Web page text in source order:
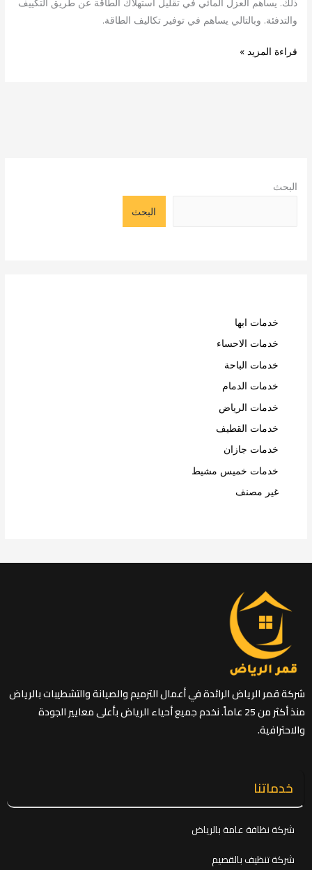
والتدفئة. وبالتالي يساهم في توفير تكاليف الطاقة.
قراءة المزيد »
البحث
البحث
خدمات ابها
خدمات الاحساء
خدمات الباحة
خدمات الدمام
خدمات الرياض
خدمات القطيف
خدمات جازان
خدمات خميس مشيط
غير مصنف
شركة قمر الرياض الرائدة في أعمال الترميم والصيانة والتشطيبات بالرياض
منذ أكثر من 25 عاماً. نخدم جميع أحياء الرياض بأعلى معايير الجودة
والاحترافية.
خدماتنا
شركة نظافة عامة بالرياض
شركة تنظيف بالقصيم